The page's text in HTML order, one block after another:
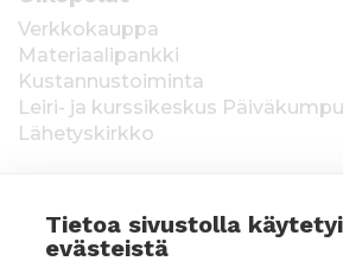
Tietoa sivustolla
evästeistä
Verkkokauppa
Materiaalipankki
Kustannustoiminta
Leiri- ja kurssikeskus Päiväkumpu
Lähetyskirkko